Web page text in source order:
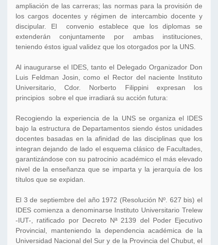
ampliación de las carreras; las normas para la provisión de
los cargos docentes y régimen de intercambio docente y
discipular. El convenio establece que los diplomas se
extenderán conjuntamente por ambas instituciones,
teniendo éstos igual validez que los otorgados por la UNS.
Al inaugurarse el IDES, tanto el Delegado Organizador Don
Luis Feldman Josin, como el Rector del naciente Instituto
Universitario, Cdor. Norberto Filippini expresan los
principios sobre el que irradiará su acción futura:
Recogiendo la experiencia de la UNS se organiza el IDES
bajo la estructura de Departamentos siendo éstos unidades
docentes basadas en la afinidad de las disciplinas que los
integran dejando de lado el esquema clásico de Facultades,
garantizándose con su patrocinio académico el más elevado
nivel de la enseñanza que se imparta y la jerarquía de los
títulos que se expidan.
El 3 de septiembre del año 1972 (Resolución Nº. 627 bis) el
IDES comienza a denominarse Instituto Universitario Trelew
-IUT-, ratificado por Decreto Nª 2139 del Poder Ejecutivo
Provincial, manteniendo la dependencia académica de la
Universidad Nacional del Sur y de la Provincia del Chubut, el